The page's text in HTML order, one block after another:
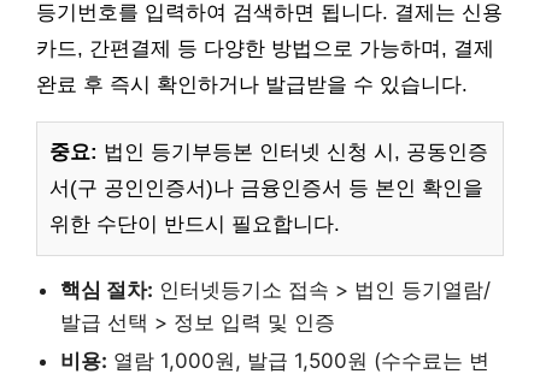
등기번호를 입력하여 검색하면 됩니다. 결제는 신용
카드, 간편결제 등 다양한 방법으로 가능하며, 결제
완료 후 즉시 확인하거나 발급받을 수 있습니다.
중요: 법인 등기부등본 인터넷 신청 시, 공동인증
서(구 공인인증서)나 금융인증서 등 본인 확인을
위한 수단이 반드시 필요합니다.
핵심 절차: 인터넷등기소 접속 > 법인 등기열람/
발급 선택 > 정보 입력 및 인증
비용: 열람 1,000원, 발급 1,500원 (수수료는 변